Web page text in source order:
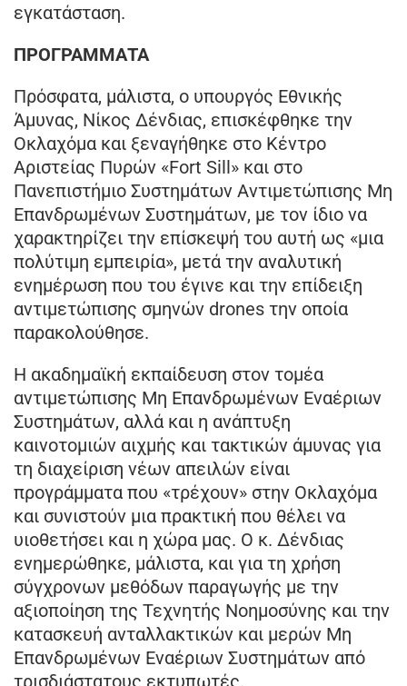
εγκατάσταση.
ΠΡΟΓΡΑΜΜΑΤΑ
Πρόσφατα, μάλιστα, ο υπουργός Εθνικής
Άμυνας, Νίκος Δένδιας, επισκέφθηκε την
Οκλαχόμα και ξεναγήθηκε στο Κέντρο
Αριστείας Πυρών «Fort Sill» και στο
Πανεπιστήμιο Συστημάτων Αντιμετώπισης Μη
Επανδρωμένων Συστημάτων, με τον ίδιο να
χαρακτηρίζει την επίσκεψή του αυτή ως «μια
πολύτιμη εμπειρία», μετά την αναλυτική
ενημέρωση που του έγινε και την επίδειξη
αντιμετώπισης σμηνών drones την οποία
παρακολούθησε.
Η ακαδημαϊκή εκπαίδευση στον τομέα
αντιμετώπισης Μη Επανδρωμένων Εναέριων
Συστημάτων, αλλά και η ανάπτυξη
καινοτομιών αιχμής και τακτικών άμυνας για
τη διαχείριση νέων απειλών είναι
προγράμματα που «τρέχουν» στην Οκλαχόμα
και συνιστούν μια πρακτική που θέλει να
υιοθετήσει και η χώρα μας. Ο κ. Δένδιας
ενημερώθηκε, μάλιστα, και για τη χρήση
σύγχρονων μεθόδων παραγωγής με την
αξιοποίηση της Τεχνητής Νοημοσύνης και την
κατασκευή ανταλλακτικών και μερών Μη
Επανδρωμένων Εναέριων Συστημάτων από
τρισδιάστατους εκτυπωτές.